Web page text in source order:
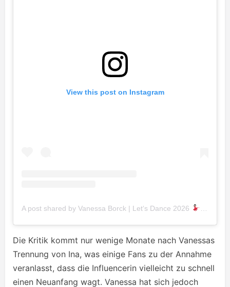
View this post on Instagram
A post shared by Vanessa Borck | Let‘s Dance 2026
Die Kritik kommt nur wenige Monate nach Vanessas
Trennung von Ina, was einige Fans zu der Annahme
veranlasst, dass die Influencerin vielleicht zu schnell
einen Neuanfang wagt. Vanessa hat sich jedoch